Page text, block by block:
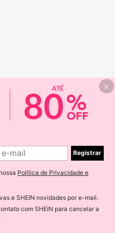
Registrar
Política de Privacidade e
e SHEIN novidades por e-mail.
com SHEIN para cancelar a